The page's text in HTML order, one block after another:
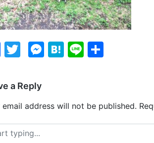
Facebook
Twitter
Messenger
Hatena
Line
a Reply
email address will not be published.